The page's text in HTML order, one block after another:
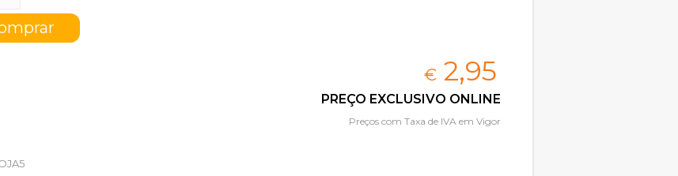
€ 2,95
PREÇO EXCLUSIVO ONLINE
Preços com Taxa de IVA em Vigor